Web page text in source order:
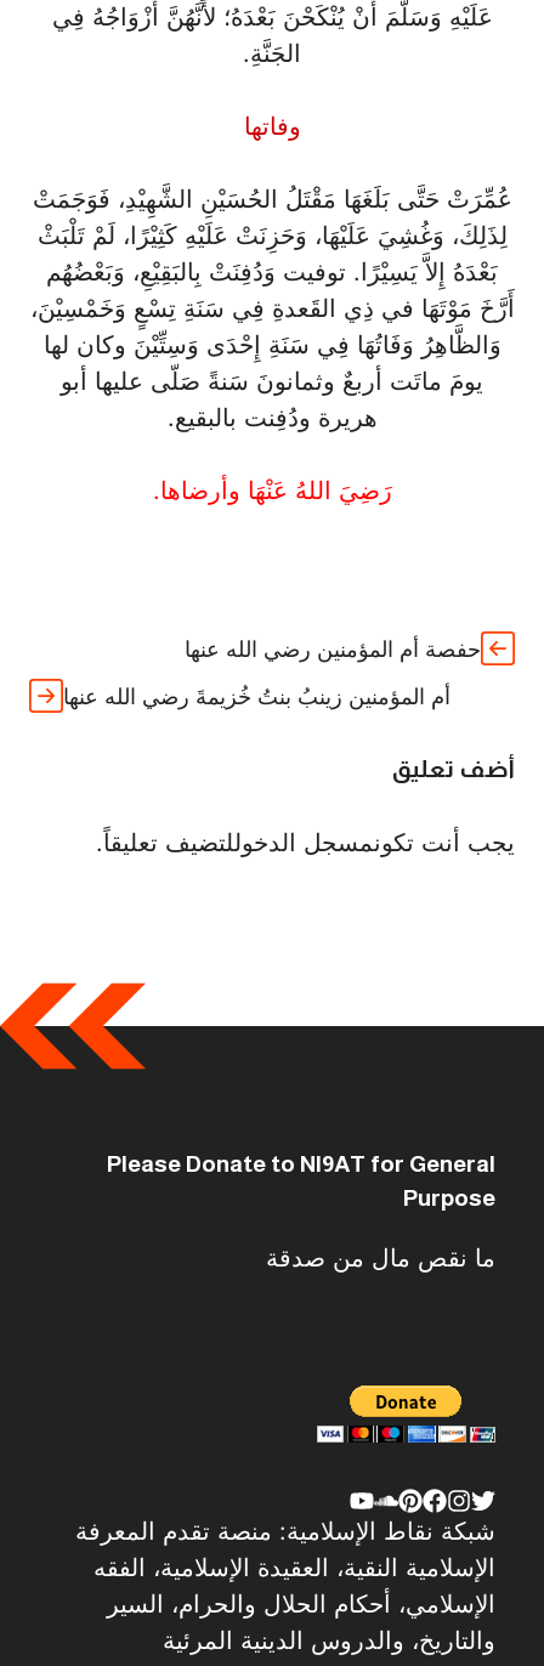
عَلَيْهِ وَسَلَّمَ أَنْ يُنْكَحْنَ بَعْدَهُ؛ لأَنَّهُنَّ أَزْوَاجُهُ فِي
الجَنَّةِ.
وفاتها
عُمِّرَتْ حَتَّى بَلَغَهَا مَقْتَلُ الحُسَيْنِ الشَّهِيْدِ، فَوَجَمَتْ
لِذَلِكَ، وَغُشِيَ عَلَيْهَا، وَحَزِنَتْ عَلَيْهِ كَثِيْرًا، لَمْ تَلْبَثْ
بَعْدَهُ إِلاَّ يَسِيْرًا. توفيت وَدُفِنَتْ بِالبَقِيْعِ، وَبَعْضُهُم
أَرَّخَ مَوْتَهَا في ذِي القَعدةِ فِي سَنَةِ تِسْعٍ وَخَمْسِيْنَ،
وَالظَّاهِرُ وَفَاتُهَا فِي سَنَةِ إِحْدَى وَسِتِّيْنَ وكان لها
يومَ ماتَت أربعٌ وثمانونَ سَنةً صَلّى عليها أبو
هريرة ودُفِنت بالبقيع.
رَضِيَ اللهُ عَنْهَا وأرضاها.
حفصة أم المؤمنين رضي الله عنها
أم المؤمنين زينبُ بنتُ خُزيمةَ رضي الله عنها
أضف تعليق
يجب أنت تكونمسجل الدخوللتضيف تعليقاً.
Please Donate to NI9AT for General
Purpose
ما نقص مال من صدقة
شبكة نقاط الإسلامية: منصة تقدم المعرفة
الإسلامية النقية، العقيدة الإسلامية، الفقه
الإسلامي، أحكام الحلال والحرام، السير
والتاريخ، والدروس الدينية المرئية